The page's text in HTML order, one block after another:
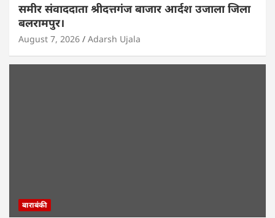
समीर संवाददाता श्रीदत्तगंज बाजार आर्दश उजाला जिला
बलरामपुर।
August 7, 2026 Adarsh Ujala
बाराबंकी